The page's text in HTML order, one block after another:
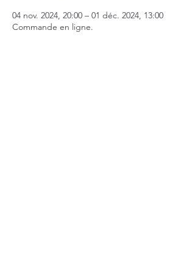
04 nov. 2024, 20:00 – 01 déc. 2024, 13:00
Commande en ligne.